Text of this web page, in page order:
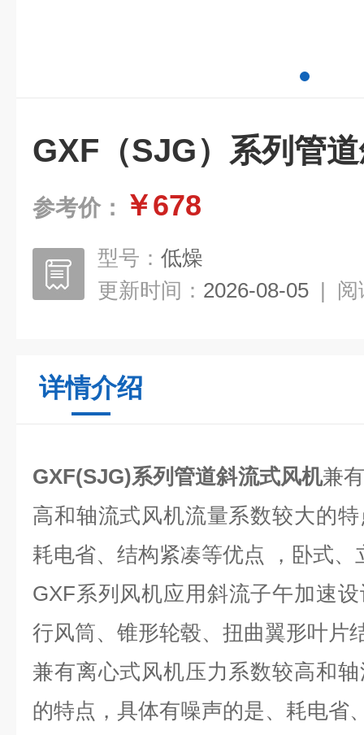
GXF（SJG）系列管
参考价： ￥678
型号： 低燥
更新时间： 2026-08-05 | 阅
详情介绍
GXF(SJG)系列管道斜流式风机兼
高和轴流式风机流量系数较大的
耗电省、结构紧凑等优点 ，卧式、
GXF系列风机应用斜流子午加速
行风筒、锥形轮毂、扭曲翼形叶片
兼有离心式风机压力系数较高和
的特点，具体有噪声的是、耗电省